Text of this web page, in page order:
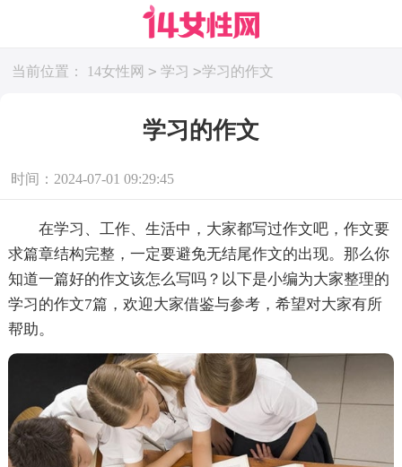
当前位置： 14女性网 > 学习 >学习的作文
学习的作文
时间：2024-07-01 09:29:45
在学习、工作、生活中，大家都写过作文吧，作文要
求篇章结构完整，一定要避免无结尾作文的出现。那么你
知道一篇好的作文该怎么写吗？以下是小编为大家整理的
学习的作文7篇，欢迎大家借鉴与参考，希望对大家有所
帮助。